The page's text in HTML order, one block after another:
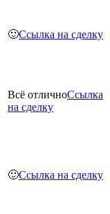
🙂Ссылка на сделку
Всё отличноСсылка
на сделку
🙂Ссылка на сделку